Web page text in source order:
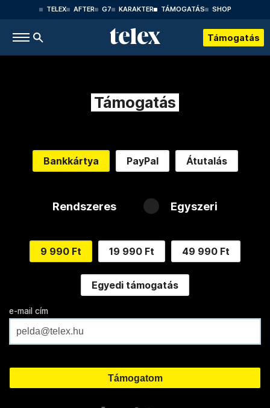
TELEX AFTER G7 KARAKTER TÁMOGATÁS SHOP
Támogatás
Támogatás
Bankkártya PayPal Átutalás
Rendszeres Egyszeri
9 990 Ft 19 990 Ft 49 990 Ft
Egyedi támogatás
e-mail cím